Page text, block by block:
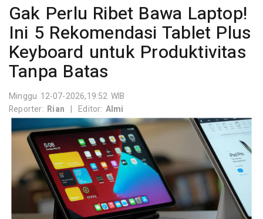
Gak Perlu Ribet Bawa Laptop!
Ini 5 Rekomendasi Tablet Plus
Keyboard untuk Produktivitas
Tanpa Batas
Minggu 12-07-2026,19:52 WIB
Reporter: Rian | Editor: Almi